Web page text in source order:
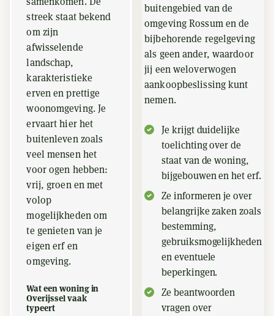
streek staat bekend
om zijn
afwisselende
landschap,
karakteristieke
erven en prettige
woonomgeving. Je
ervaart hier het
buitenleven zoals
veel mensen het
voor ogen hebben:
vrij, groen en met
volop
mogelijkheden om
te genieten van je
eigen erf en
omgeving.
Wat een woning in
Overijssel vaak
typeert
buitengebied van de
omgeving Rossum en de
bijbehorende regelgeving
als geen ander, waardoor
jij een weloverwogen
aankoopbeslissing kunt
nemen.
Je krijgt duidelijke
toelichting over de
staat van de woning,
bijgebouwen en het erf.
Ze informeren je over
belangrijke zaken zoals
bestemming,
gebruiksmogelijkheden
en eventuele
beperkingen.
Ze beantwoorden
vragen over